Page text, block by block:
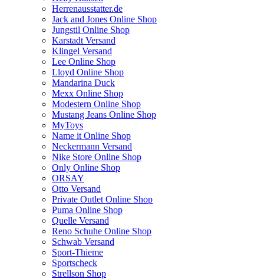
Herrenausstatter.de
Jack and Jones Online Shop
Jungstil Online Shop
Karstadt Versand
Klingel Versand
Lee Online Shop
Lloyd Online Shop
Mandarina Duck
Mexx Online Shop
Modestern Online Shop
Mustang Jeans Online Shop
MyToys
Name it Online Shop
Neckermann Versand
Nike Store Online Shop
Only Online Shop
ORSAY
Otto Versand
Private Outlet Online Shop
Puma Online Shop
Quelle Versand
Reno Schuhe Online Shop
Schwab Versand
Sport-Thieme
Sportscheck
Strellson Shop